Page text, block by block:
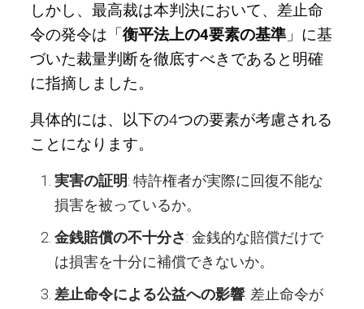
しかし、最高裁は本判決において、差止命
令の発令は「衡平法上の4要素の基準」に基
づいた裁量判断を徹底すべきであると明確
に指摘しました。
具体的には、以下の4つの要素が考慮される
ことになります。
実害の証明: 特許権者が実際に回復不能な
損害を被っているか。
金銭賠償の不十分さ: 金銭的な賠償だけで
は損害を十分に補償できないか。
差止命令による公益への影響: 差止命令が